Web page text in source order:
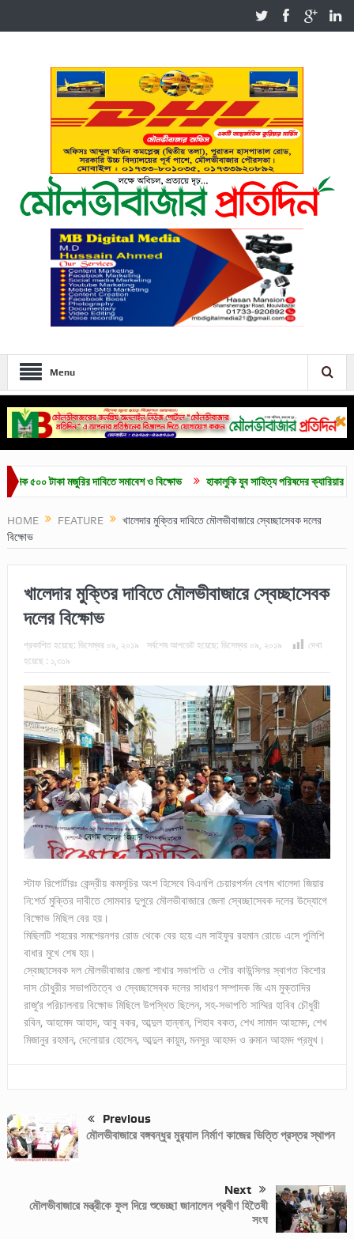
Menu
টাকা মজুরির দাবিতে সমাবেশ ও বিক্ষোভ হাকালুকি যুব সাহিত্য পরিষদের ক্যারিয়ার
HOME FEATURE
খালেদার মুক্তির দাবিতে মৌলভীবাজারে স্বেচ্ছাসেবক দলের
বিক্ষোভ
খালেদার মুক্তির দাবিতে মৌলভীবাজারে স্বেচ্ছাসেবক
দলের বিক্ষোভ
প্রকাশিত হয়েছে: ডিসেম্বর ০৯, ২০১৯ সর্বশেষ আপডেট হয়েছে: ডিসেম্বর ০৯, ২০১৯
দেখা
হয়েছে : ১,৩১৯
স্টাফ রিপোর্টারঃ কেন্দ্রীয় কমসূচির অংশ হিসেবে বিএনপি চেয়ারপর্সন বেগম খালেদা জিয়ার
নি:শর্ত মুক্তির দাবীতে সোমবার দুপুরে মৌলভীবাজারে জেলা স্বেচ্ছাসেবক দলের উদ্যোগে
বিক্ষোভ মিছিল বের হয়।
মিছিলটি শহরের সমশেরনগর রোড থেকে বের হয়ে এম সাইফুর রহমান রোডে এসে পুলিশি
বাধার মুখে শেষ হয়।
স্বেচ্ছাসেবক দল মৌলভীবাজার জেলা শাখার সভাপতি ও পৌর কাউন্সিলর স্বাগত কিশোর
দাস চৌধুরীর সভাপতিত্বে ও স্বেচ্ছাসেবক দলের সাধারণ সম্পাদক জি এম মুক্তাদির
রাজু’র পরিচালনায় বিক্ষোভ মিছিলে উপস্থিত ছিলেন, সহ-সভাপতি সাম্মির হাবিব চৌধুরী
রবিন, আহমেদ আহাদ, আবু বকর, আব্দুল হান্নান, শিহাব বকত, শেখ সামাদ আহমেদ, শেখ
মিজানুর রহমান, দেলোয়ার হোসেন, আব্দুল কায়ুম, মনসুর আহমদ ও রুমান আহমদ প্রমুখ।
Previous
মৌলভীবাজারে বঙ্গবন্ধুর মুর‌্যাল নির্মাণ কাজের ভিত্তি প্রস্তর স্থাপন
Next
মৌলভীবাজারে মন্ত্রীকে ফুল দিয়ে শুভেচ্ছা জানালেন প্রবীণ হিতৈষী
সংঘ